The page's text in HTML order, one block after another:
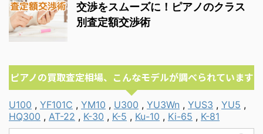
交渉をスムーズに！ピアノのクラス
別査定額交渉術
ピアノの買取査定相場、こんなモデルが調べられています
U100 , YF101C , YM10 , U300 , YU3Wn , YUS3 , YU5 ,
HQ300 , AT-22 , K-30 , K-5 , Ku-10 , Ki-65 , K-81